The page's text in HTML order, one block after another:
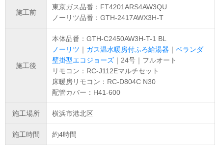
施工前
東京ガス品番：FT4201ARS4AW3QU
ノーリツ品番：GTH-2417AWX3H-T
施工後
本体品番：GTH-C2450AW3H-T-1 BL
ノーリツ ｜ ガス温水暖房付ふろ給湯器 ｜ ベランダ
壁掛型エコジョーズ ｜24号｜フルオート
リモコン：RC-J112Eマルチセット
床暖房リモコン：RC-D804C N30
配管カバー：H41-600
施工場所 横浜市港北区
施工時間 約4時間